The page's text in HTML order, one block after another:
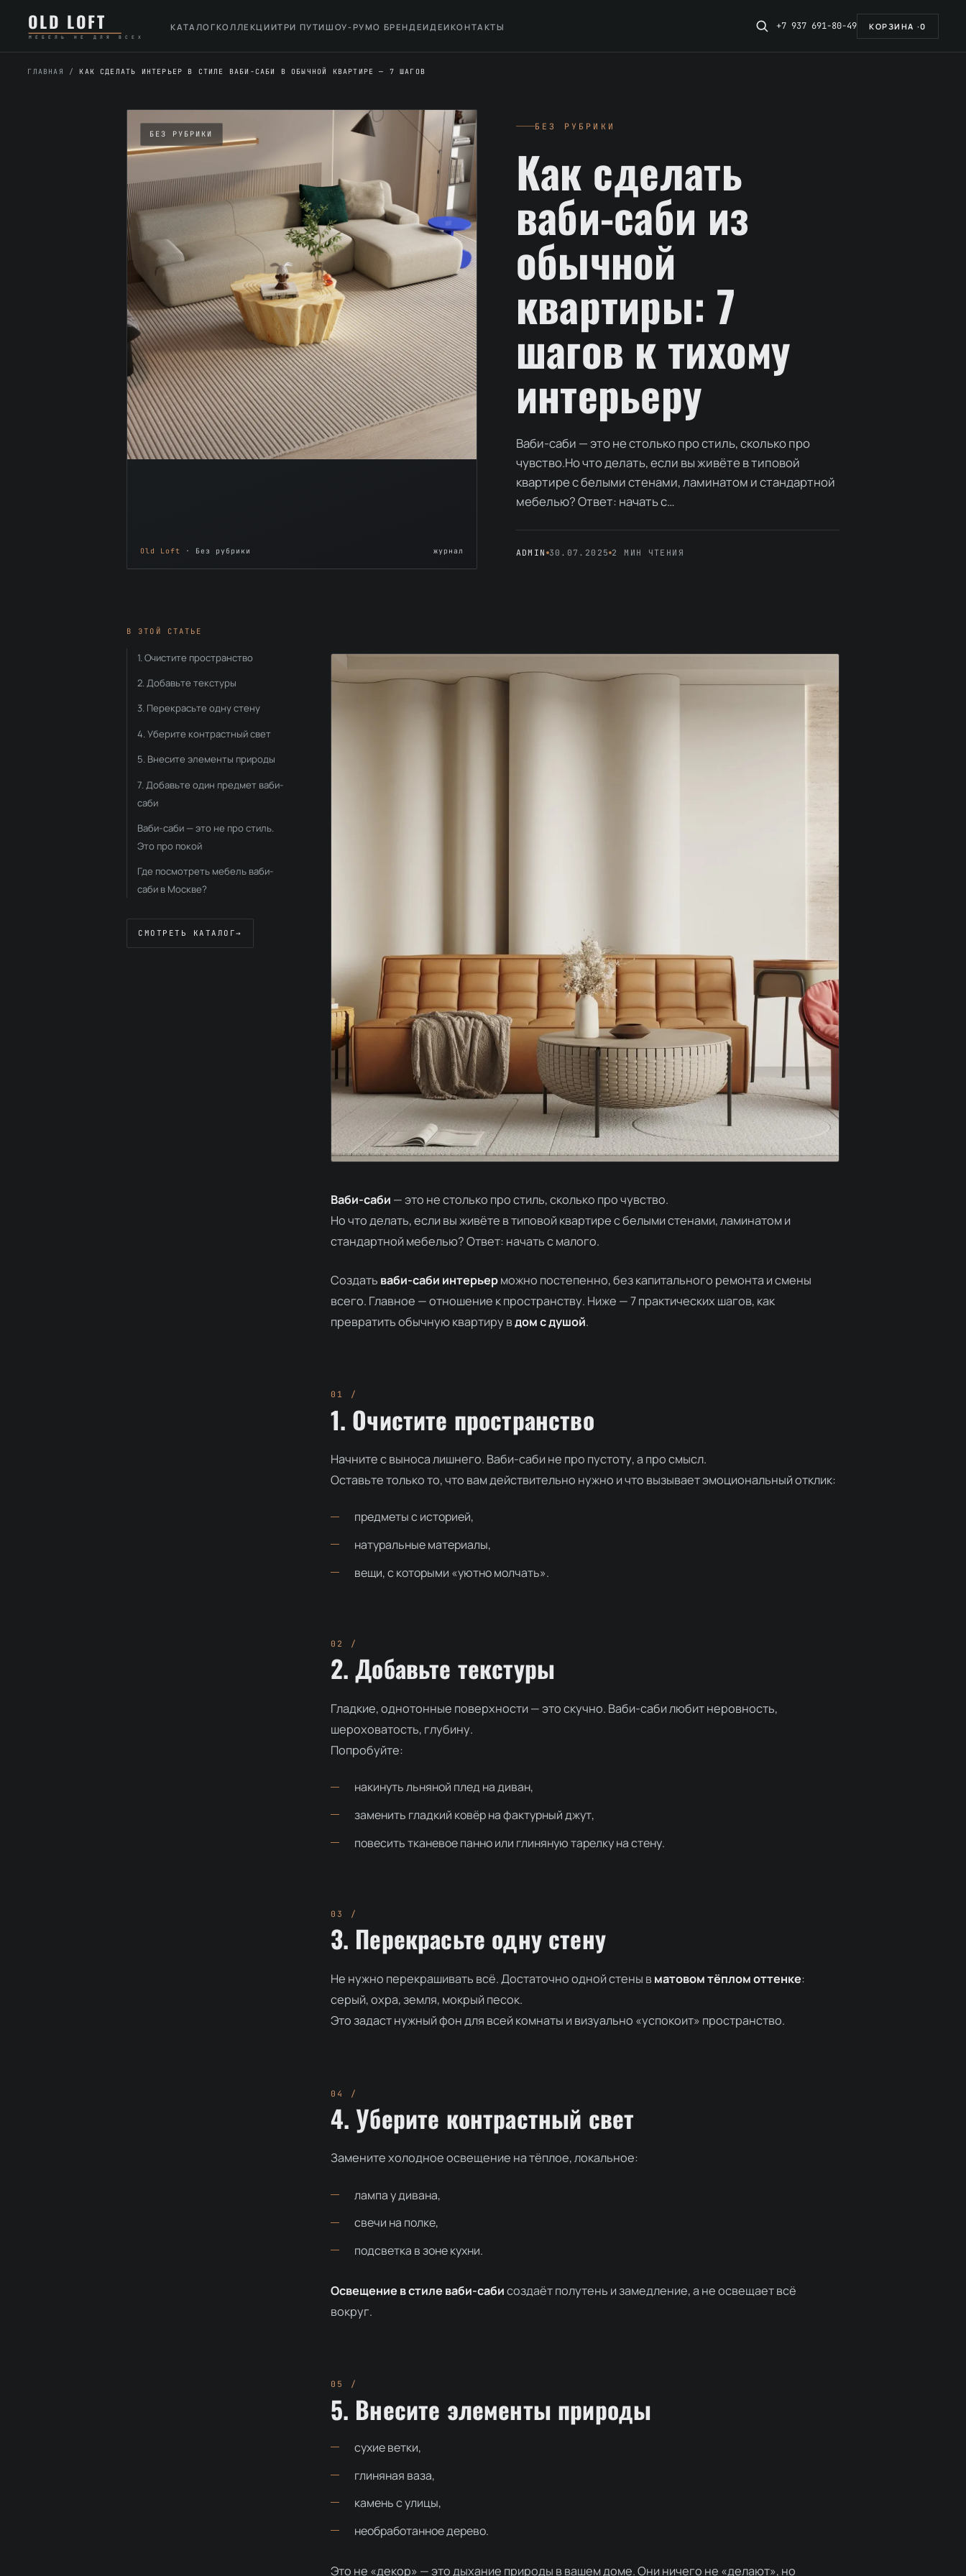
содержимому
содержимому
OLD LOFT
МЕБЕЛЬ НЕ ДЛЯ ВСЕХ
КАТАЛОГКОЛЛЕКЦИИТРИ ПУТИШОУ-РУМО БРЕНДЕИДЕИКОНТАКТЫ +7 937 691-80-49 КОРЗИНА ·0
ГЛАВНАЯ / КАК СДЕЛАТЬ ИНТЕРЬЕР В СТИЛЕ ВАБИ-САБИ В ОБЫЧНОЙ КВАРТИРЕ — 7 ШАГОВ
БЕЗ РУБРИКИ
Old Loft · Без рубрики журнал
БЕЗ РУБРИКИ
Как сделать
ваби-саби из
обычной
квартиры: 7
шагов к тихому
интерьеру
Ваби-саби — это не столько про стиль, сколько про
чувство.Но что делать, если вы живёте в типовой
квартире с белыми стенами, ламинатом и стандартной
мебелью? Ответ: начать с…
ADMIN 30.07.2025 2 МИН ЧТЕНИЯ
В ЭТОЙ СТАТЬЕ
1. Очистите пространство
2. Добавьте текстуры
3. Перекрасьте одну стену
4. Уберите контрастный свет
5. Внесите элементы природы
7. Добавьте один предмет ваби-
саби
Ваби-саби — это не про стиль.
Это про покой
Где посмотреть мебель ваби-
саби в Москве?
СМОТРЕТЬ КАТАЛОГ→
Ваби-саби — это не столько про стиль, сколько про чувство.
Но что делать, если вы живёте в типовой квартире с белыми стенами, ламинатом и
стандартной мебелью? Ответ: начать с малого.
Создать ваби-саби интерьерможно постепенно, без капитального ремонта и смены
всего. Главное — отношение к пространству. Ниже — 7 практических шагов, как
превратить обычную квартиру вдом с душой.
1. Очистите пространство
Начните с выноса лишнего. Ваби-саби не про пустоту, а про смысл.
Оставьте только то, что вам действительно нужно и что вызывает эмоциональный отклик:
предметы с историей,
натуральные материалы,
вещи, с которыми «уютно молчать».
2. Добавьте текстуры
Гладкие, однотонные поверхности — это скучно. Ваби-саби любит неровность,
шероховатость, глубину.
Попробуйте:
накинуть льняной плед на диван,
заменить гладкий ковёр на фактурный джут,
повесить тканевое панно или глиняную тарелку на стену.
3. Перекрасьте одну стену
Не нужно перекрашивать всё. Достаточно одной стены вматовом тёплом оттенке:
серый, охра, земля, мокрый песок.
Это задаст нужный фон для всей комнаты и визуально «успокоит» пространство.
4. Уберите контрастный свет
Замените холодное освещение на тёплое, локальное:
лампа у дивана,
свечи на полке,
подсветка в зоне кухни.
Освещение в стиле ваби-сабисоздаёт полутень и замедление, а не освещает всё
вокруг.
5. Внесите элементы природы
сухие ветки,
глиняная ваза,
камень с улицы,
необработанное дерево.
Это не «декор» — это дыхание природы в вашем доме. Они ничего не «делают», но